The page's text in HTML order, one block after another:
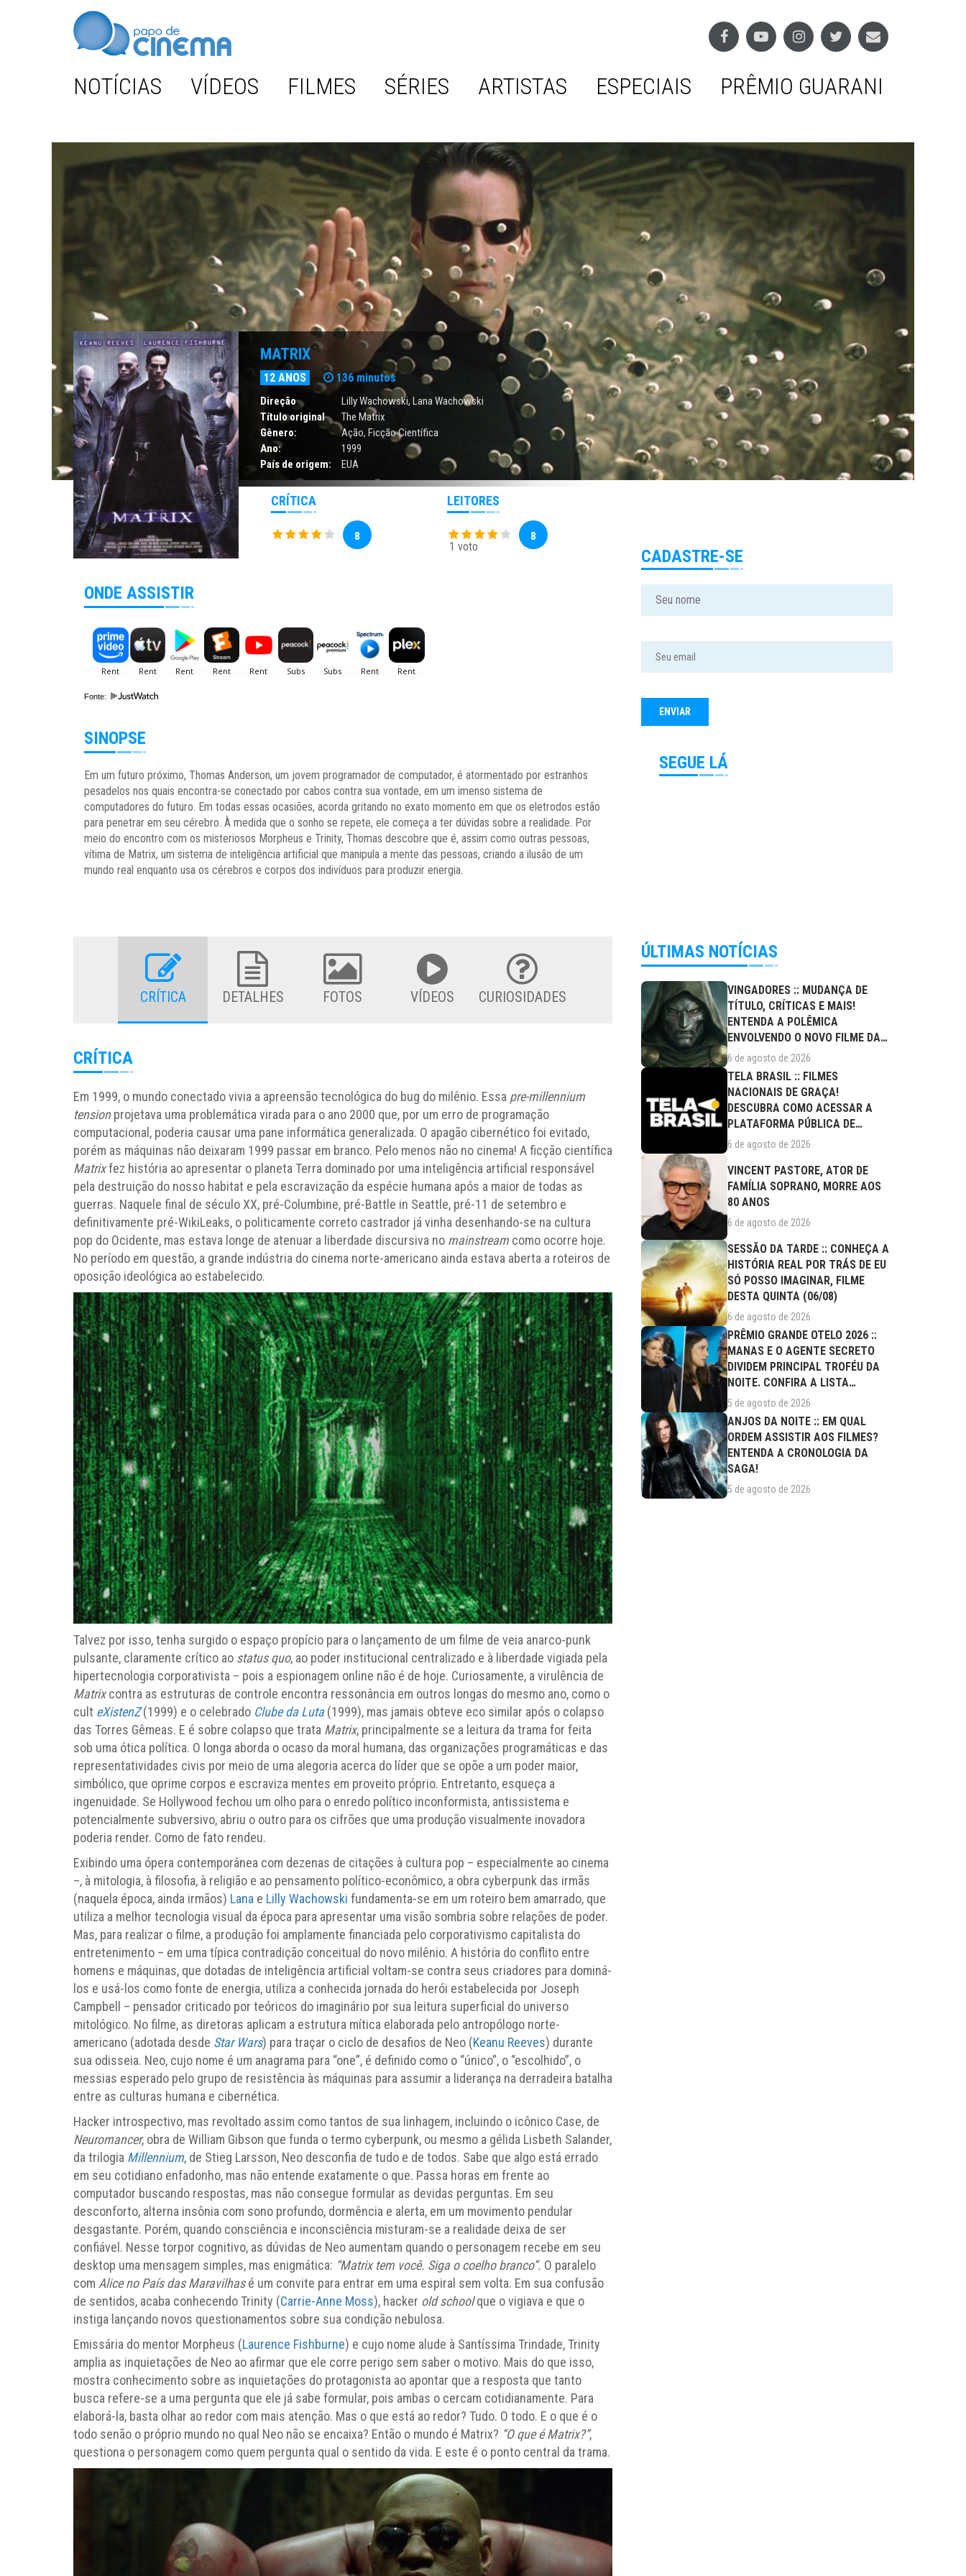
NOTÍCIAS VÍDEOS FILMES SÉRIES ARTISTAS ESPECIAIS PRÊMIO GUARANI
MATRIX
12 ANOS 136 minutos
Direção Lilly Wachowski,Lana Wachowski
Título original
The Matrix
Gênero:
Ação,Ficção Científica
Ano:
1999
País de origem:
EUA
CRÍTICA
8
LEITORES
1 voto
8
ONDE ASSISTIR
Fonte:
SINOPSE
Em um futuro próximo, Thomas Anderson, um jovem programador de computador, é atormentado por estranhos
pesadelos nos quais encontra-se conectado por cabos contra sua vontade, em um imenso sistema de
computadores do futuro. Em todas essas ocasiões, acorda gritando no exato momento em que os eletrodos estão
para penetrar em seu cérebro. À medida que o sonho se repete, ele começa a ter dúvidas sobre a realidade. Por
meio do encontro com os misteriosos Morpheus e Trinity, Thomas descobre que é, assim como outras pessoas,
vítima de Matrix, um sistema de inteligência artificial que manipula a mente das pessoas, criando a ilusão de um
mundo real enquanto usa os cérebros e corpos dos indivíduos para produzir energia.
CRÍTICA DETALHES FOTOS VÍDEOS CURIOSIDADES
CRÍTICA
Em 1999, o mundo conectado vivia a apreensão tecnológica do bug do milênio. Essa pre-millennium
tensionprojetava uma problemática virada para o ano 2000 que, por um erro de programação
computacional, poderia causar uma pane informática generalizada. O apagão cibernético foi evitado,
porém as máquinas não deixaram 1999 passar em branco. Pelo menos não no cinema! A ficção científica
Matrixfez história ao apresentar o planeta Terra dominado por uma inteligência artificial responsável
pela destruição do nosso habitat e pela escravização da espécie humana após a maior de todas as
guerras. Naquele final de século XX, pré-Columbine, pré-Battle in Seattle, pré-11 de setembro e
definitivamente pré-WikiLeaks, o politicamente correto castrador já vinha desenhando-se na cultura
pop do Ocidente, mas estava longe de atenuar a liberdade discursiva no mainstream como ocorre hoje.
No período em questão, a grande indústria do cinema norte-americano ainda estava aberta a roteiros de
oposição ideológica ao estabelecido.
Talvez por isso, tenha surgido o espaço propício para o lançamento de um filme de veia anarco-punk
pulsante, claramente crítico ao status quo, ao poder institucional centralizado e à liberdade vigiada pela
hipertecnologia corporativista – pois a espionagem online não é de hoje. Curiosamente, a virulência de
Matrixcontra as estruturas de controle encontra ressonância em outros longas do mesmo ano, como o
cult eXistenZ(1999) e o celebrado Clube da Luta (1999), mas jamais obteve eco similar após o colapso
das Torres Gêmeas. E é sobre colapso que trata Matrix, principalmente se a leitura da trama for feita
sob uma ótica política. O longa aborda o ocaso da moral humana, das organizações programáticas e das
representatividades civis por meio de uma alegoria acerca do líder que se opõe a um poder maior,
simbólico, que oprime corpos e escraviza mentes em proveito próprio. Entretanto, esqueça a
ingenuidade. Se Hollywood fechou um olho para o enredo político inconformista, antissistema e
potencialmente subversivo, abriu o outro para os cifrões que uma produção visualmente inovadora
poderia render. Como de fato rendeu.
Exibindo uma ópera contemporânea com dezenas de citações à cultura pop – especialmente ao cinema
–, à mitologia, à filosofia, à religião e ao pensamento político-econômico, a obra cyberpunk das irmãs
(naquela época, ainda irmãos) Lana e Lilly Wachowski fundamenta-se em um roteiro bem amarrado, que
utiliza a melhor tecnologia visual da época para apresentar uma visão sombria sobre relações de poder.
Mas, para realizar o filme, a produção foi amplamente financiada pelo corporativismo capitalista do
entretenimento – em uma típica contradição conceitual do novo milênio. A história do conflito entre
homens e máquinas, que dotadas de inteligência artificial voltam-se contra seus criadores para dominá-
los e usá-los como fonte de energia, utiliza a conhecida jornada do herói estabelecida por Joseph
Campbell – pensador criticado por teóricos do imaginário por sua leitura superficial do universo
mitológico. No filme, as diretoras aplicam a estrutura mítica elaborada pelo antropólogo norte-
americano (adotada desde Star Wars) para traçar o ciclo de desafios de Neo (Keanu Reeves) durante
sua odisseia. Neo, cujo nome é um anagrama para “one”, é definido como o “único”, o “escolhido”, o
messias esperado pelo grupo de resistência às máquinas para assumir a liderança na derradeira batalha
entre as culturas humana e cibernética.
Hacker introspectivo, mas revoltado assim como tantos de sua linhagem, incluindo o icônico Case, de
Neuromancer, obra de William Gibson que funda o termo cyberpunk, ou mesmo a gélida Lisbeth Salander,
da trilogia Millennium, de Stieg Larsson, Neo desconfia de tudo e de todos. Sabe que algo está errado
em seu cotidiano enfadonho, mas não entende exatamente o que. Passa horas em frente ao
computador buscando respostas, mas não consegue formular as devidas perguntas. Em seu
desconforto, alterna insônia com sono profundo, dormência e alerta, em um movimento pendular
desgastante. Porém, quando consciência e inconsciência misturam-se a realidade deixa de ser
confiável. Nesse torpor cognitivo, as dúvidas de Neo aumentam quando o personagem recebe em seu
desktop uma mensagem simples, mas enigmática: “Matrix tem você. Siga o coelho branco”. O paralelo
com Alice no País das Maravilhasé um convite para entrar em uma espiral sem volta. Em sua confusão
de sentidos, acaba conhecendo Trinity (Carrie-Anne Moss), hacker old schoolque o vigiava e que o
instiga lançando novos questionamentos sobre sua condição nebulosa.
Emissária do mentor Morpheus (Laurence Fishburne) e cujo nome alude à Santíssima Trindade, Trinity
amplia as inquietações de Neo ao afirmar que ele corre perigo sem saber o motivo. Mais do que isso,
mostra conhecimento sobre as inquietações do protagonista ao apontar que a resposta que tanto
busca refere-se a uma pergunta que ele já sabe formular, pois ambas o cercam cotidianamente. Para
elaborá-la, basta olhar ao redor com mais atenção. Mas o que está ao redor? Tudo. O todo. E o que é o
todo senão o próprio mundo no qual Neo não se encaixa? Então o mundo é Matrix? “O que é Matrix?”,
questiona o personagem como quem pergunta qual o sentido da vida. E este é o ponto central da trama.
CADASTRE-SE
SEGUE LÁ
ÚLTIMAS NOTÍCIAS
VINGADORES :: MUDANÇA DE
TÍTULO, CRÍTICAS E MAIS!
ENTENDA A POLÊMICA
ENVOLVENDO O NOVO FILME DA
MARVEL
6 de agosto de 2026
TELA BRASIL :: FILMES
NACIONAIS DE GRAÇA!
DESCUBRA COMO ACESSAR A
PLATAFORMA PÚBLICA DE
STREAMING
6 de agosto de 2026
VINCENT PASTORE, ATOR DE
FAMÍLIA SOPRANO, MORRE AOS
80 ANOS
6 de agosto de 2026
SESSÃO DA TARDE :: CONHEÇA A
HISTÓRIA REAL POR TRÁS DE EU
SÓ POSSO IMAGINAR, FILME
DESTA QUINTA (06/08)
6 de agosto de 2026
PRÊMIO GRANDE OTELO 2026 ::
MANAS E O AGENTE SECRETO
DIVIDEM PRINCIPAL TROFÉU DA
NOITE. CONFIRA A LISTA
COMPLETA DE...
5 de agosto de 2026
ANJOS DA NOITE :: EM QUAL
ORDEM ASSISTIR AOS FILMES?
ENTENDA A CRONOLOGIA DA
SAGA!
5 de agosto de 2026